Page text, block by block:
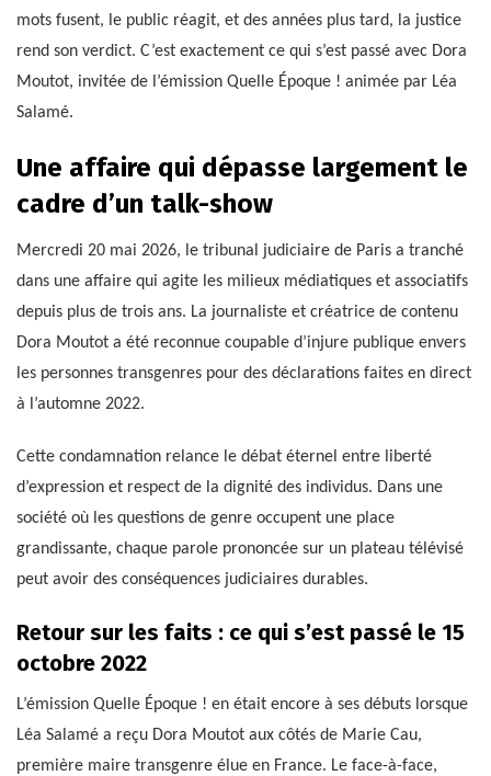
mots fusent, le public réagit, et des années plus tard, la justice
rend son verdict. C’est exactement ce qui s’est passé avec Dora
Moutot, invitée de l’émission Quelle Époque ! animée par Léa
Salamé.
Une affaire qui dépasse largement le
cadre d’un talk-show
Mercredi 20 mai 2026, le tribunal judiciaire de Paris a tranché
dans une affaire qui agite les milieux médiatiques et associatifs
depuis plus de trois ans. La journaliste et créatrice de contenu
Dora Moutot a été reconnue coupable d’injure publique envers
les personnes transgenres pour des déclarations faites en direct
à l’automne 2022.
Cette condamnation relance le débat éternel entre liberté
d’expression et respect de la dignité des individus. Dans une
société où les questions de genre occupent une place
grandissante, chaque parole prononcée sur un plateau télévisé
peut avoir des conséquences judiciaires durables.
Retour sur les faits : ce qui s’est passé le 15
octobre 2022
L’émission Quelle Époque ! en était encore à ses débuts lorsque
Léa Salamé a reçu Dora Moutot aux côtés de Marie Cau,
première maire transgenre élue en France. Le face-à-face,